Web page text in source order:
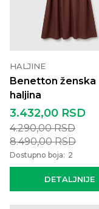
HALJINE
Benetton ženska
haljina
DETALJNIJE
3.432,00 RSD
4.290,00RSD
8.490,00RSD
Dostupno boja: 2